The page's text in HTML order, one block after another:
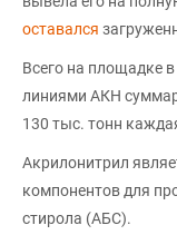
оставался
Всего на площадке
линиями АКН
130 тыс. тонн
Акрилонитрил
компонентов для
стирола (АБС).